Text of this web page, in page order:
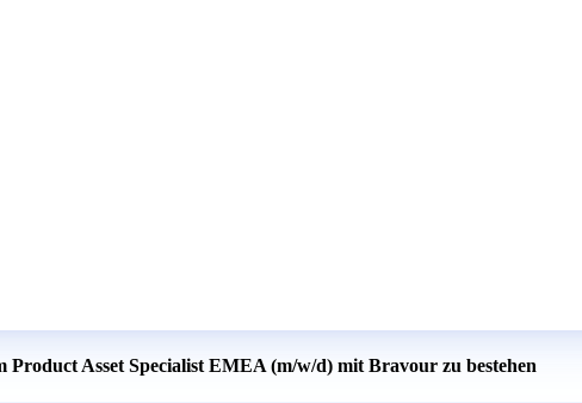
Asset Specialist EMEA (m/w/d) mit Bravour zu bestehen